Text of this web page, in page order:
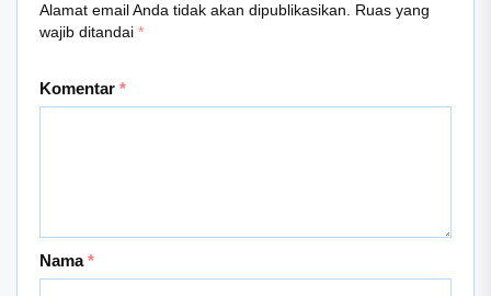
Alamat email Anda tidak akan dipublikasikan.
Ruas yang
wajib ditandai *
Komentar *
Nama*